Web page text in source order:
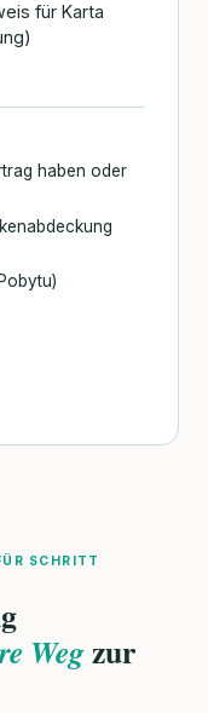
für Karta
haben oder
SCHRITT
Wegzur